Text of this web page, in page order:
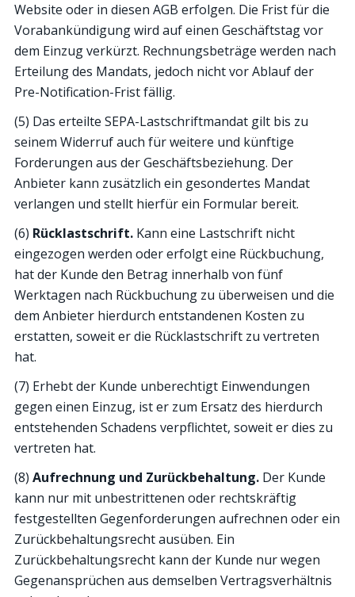
Website oder in diesen AGB erfolgen. Die Frist für die
Vorabankündigung wird auf einen Geschäftstag vor
dem Einzug verkürzt. Rechnungsbeträge werden nach
Erteilung des Mandats, jedoch nicht vor Ablauf der
Pre-Notification-Frist fällig.
(5) Das erteilte SEPA-Lastschriftmandat gilt bis zu
seinem Widerruf auch für weitere und künftige
Forderungen aus der Geschäftsbeziehung. Der
Anbieter kann zusätzlich ein gesondertes Mandat
verlangen und stellt hierfür ein Formular bereit.
(6) Rücklastschrift. Kann eine Lastschrift nicht
eingezogen werden oder erfolgt eine Rückbuchung,
hat der Kunde den Betrag innerhalb von fünf
Werktagen nach Rückbuchung zu überweisen und die
dem Anbieter hierdurch entstandenen Kosten zu
erstatten, soweit er die Rücklastschrift zu vertreten
hat.
(7) Erhebt der Kunde unberechtigt Einwendungen
gegen einen Einzug, ist er zum Ersatz des hierdurch
entstehenden Schadens verpflichtet, soweit er dies zu
vertreten hat.
(8) Aufrechnung und Zurückbehaltung. Der Kunde
kann nur mit unbestrittenen oder rechtskräftig
festgestellten Gegenforderungen aufrechnen oder ein
Zurückbehaltungsrecht ausüben. Ein
Zurückbehaltungsrecht kann der Kunde nur wegen
Gegenansprüchen aus demselben Vertragsverhältnis